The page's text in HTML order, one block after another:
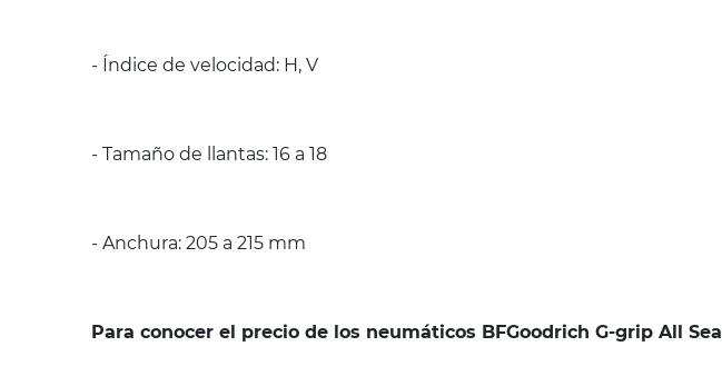
- Índice de velocidad: H, V
- Tamaño de llantas: 16 a 18
- Anchura: 205 a 215 mm
Para conocer el precio de los neumáticos BFGoodrich G-grip All